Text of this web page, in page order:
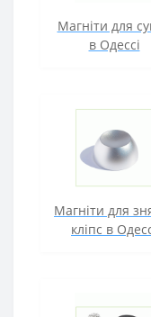
Магніти для
в Одессі
Магніти для
кліпс в